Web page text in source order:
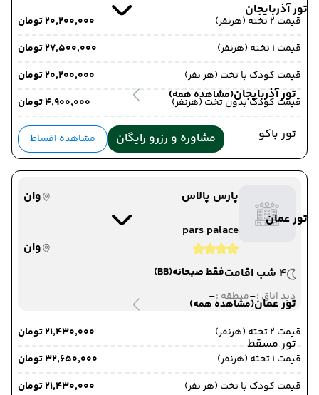
تور آذربایجان
تور آذربایجان(مشاهده همه)
تور باکو
تور عمان
تور عمان(مشاهده همه)
تور مسقط
قیمت 2 تخته (هرنفر)
۲۰٬۲۰۰٬۰۰۰ تومان
قیمت 1 تخته (هرنفر)
۲۷٬۵۰۰٬۰۰۰ تومان
قیمت کودک با تخت (هر نفر)
۲۰٬۲۰۰٬۰۰۰ تومان
قیمت کودک بدون تخت (هرنفر)
۴٬۹۰۰٬۰۰۰ تومان
مشاوره و رزرو رایگان مشاهده اقساط
پارس پالاس
وان
pars palace
وان
4 شب اقامت
فقط صبحانه(BB)
دید اتاق :-منطقه :-
قیمت 2 تخته (هرنفر)
۲۱٬۴۳۰٬۰۰۰ تومان
قیمت 1 تخته (هرنفر)
۳۲٬۶۵۰٬۰۰۰ تومان
قیمت کودک با تخت (هر نفر)
۲۱٬۴۳۰٬۰۰۰ تومان